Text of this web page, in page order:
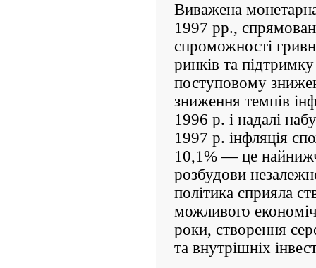
Виважена
1997 рр.,
спроможності
ринків та
поступовому
зниження темпів
1996 р. і на­далі
1997 р. інфляція
10,1% — це
розбудови
політика сприяла
можливого
роки, створення
та внутрішніх